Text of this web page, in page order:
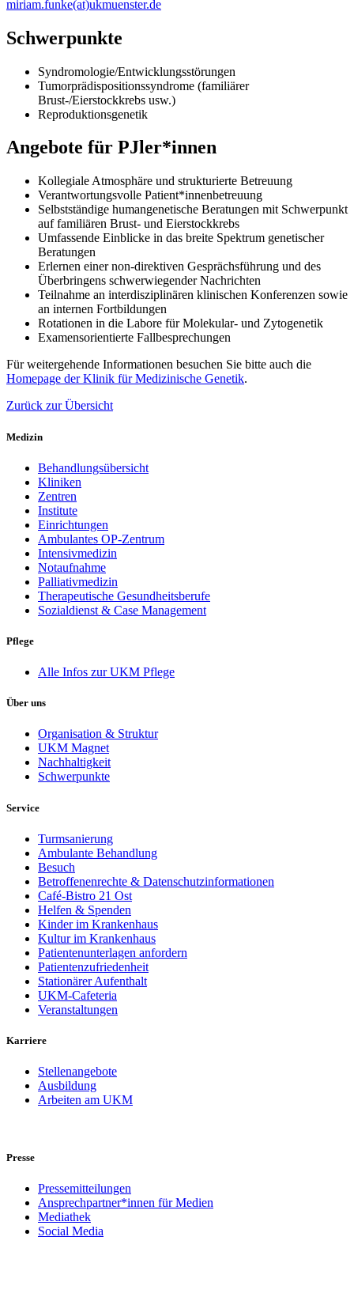
miriam.funke(at)ukmuenster.de
Schwerpunkte
Syndromologie/Entwicklungsstörungen
Tumorprädispositionssyndrome (familiärer
Brust-/Eierstockkrebs usw.)
Reproduktionsgenetik
Angebote für PJler*innen
Kollegiale Atmosphäre und strukturierte Betreuung
Verantwortungsvolle Patient*innenbetreuung
Selbstständige humangenetische Beratungen mit Schwerpunkt
auf familiären Brust- und Eierstockkrebs
Umfassende Einblicke in das breite Spektrum genetischer
Beratungen
Erlernen einer non-direktiven Gesprächsführung und des
Überbringens schwerwiegender Nachrichten
Teilnahme an interdisziplinären klinischen Konferenzen sowie
an internen Fortbildungen
Rotationen in die Labore für Molekular- und Zytogenetik
Examensorientierte Fallbesprechungen
Für weitergehende Informationen besuchen Sie bitte auch die
Homepage der Klinik für Medizinische Genetik.
Zurück zur Übersicht
Medizin
Behandlungsübersicht
Kliniken
Zentren
Institute
Einrichtungen
Ambulantes OP-Zentrum
Intensivmedizin
Notaufnahme
Palliativmedizin
Therapeutische Gesundheitsberufe
Sozialdienst & Case Management
Pflege
Alle Infos zur UKM Pflege
Über uns
Organisation & Struktur
UKM Magnet
Nachhaltigkeit
Schwerpunkte
Service
Turmsanierung
Ambulante Behandlung
Besuch
Betroffenenrechte & Datenschutzinformationen
Café-Bistro 21 Ost
Helfen & Spenden
Kinder im Krankenhaus
Kultur im Krankenhaus
Patientenunterlagen anfordern
Patientenzufriedenheit
Stationärer Aufenthalt
UKM-Cafeteria
Veranstaltungen
Karriere
Stellenangebote
Ausbildung
Arbeiten am UKM
Presse
Pressemitteilungen
Ansprechpartner*innen für Medien
Mediathek
Social Media